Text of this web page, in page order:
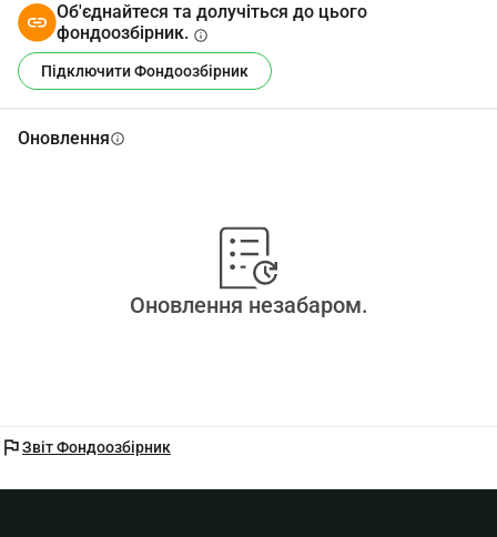
Об'єднайтеся та долучіться до цього
фондоозбірник. info
Підключити Фондоозбірник
Оновленняinfo
Оновлення незабаром.
flagЗвіт Фондоозбірник